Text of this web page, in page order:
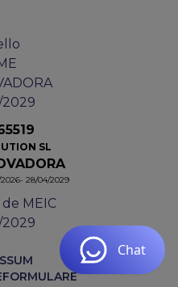
SL
28/04/2029